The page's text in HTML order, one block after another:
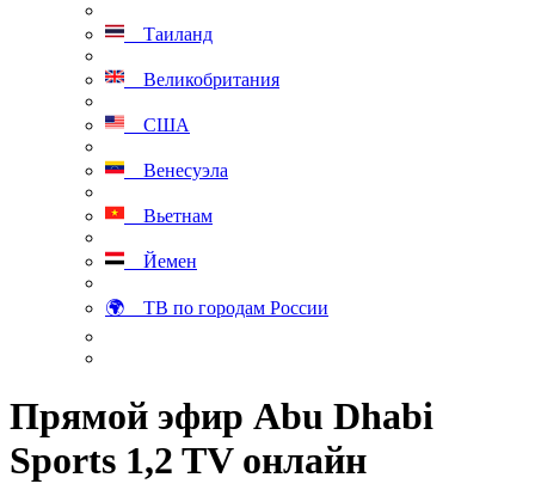
Таиланд
Великобритания
США
Венесуэла
Вьетнам
Йемен
🌍 ТВ по городам России
Прямой эфир Abu Dhabi
Sports 1,2 TV онлайн